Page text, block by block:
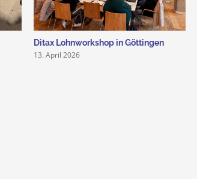
Ditax Lohnworkshop in Göttingen
13. April 2026